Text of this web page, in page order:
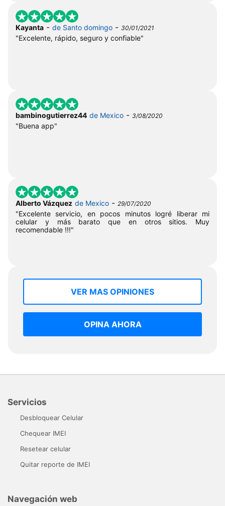
Kayanta - de Santo domingo - 30/01/2021
"Excelente, rápido, seguro y confiable"
bambinogutierrez44 de Mexico - 3/08/2020
"Buena app"
Alberto Vázquez de Mexico - 29/07/2020
"Excelente servicio, en pocos minutos logré liberar mi
celular y más barato que en otros sitios. Muy
recomendable !!!"
VER MAS OPINIONES
OPINA AHORA
Servicios
Desbloquear Celular
Chequear IMEI
Resetear celular
Quitar reporte de IMEI
Navegación web